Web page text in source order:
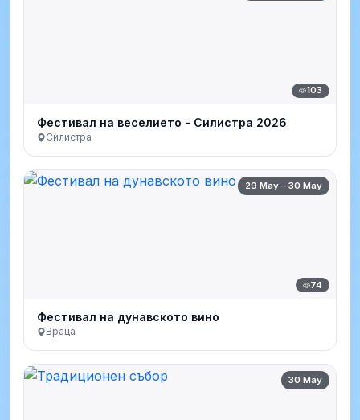
103
Фестивал на веселието - Силистра 2026
Силистра
29 May – 30 May
74
Фестивал на дунавското вино
Враца
30 May